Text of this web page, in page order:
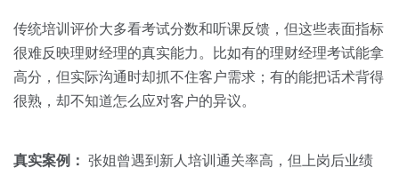
传统培训评价大多看考试分数和听课反馈，但这些表面指标
很难反映理财经理的真实能力。比如有的理财经理考试能拿
高分，但实际沟通时却抓不住客户需求；有的能把话术背得
很熟，却不知道怎么应对客户的异议。
真实案例： 张姐曾遇到新人培训通关率高，但上岗后业绩